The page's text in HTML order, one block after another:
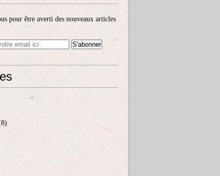
pour être averti des nouveaux articles